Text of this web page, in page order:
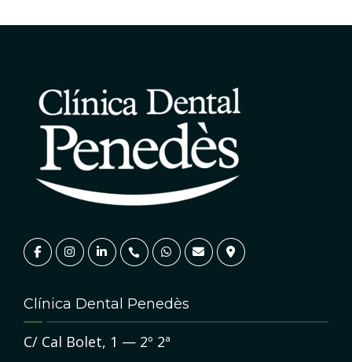
Clínica Dental Penedès
C/ Cal Bolet, 1 — 2º 2ª